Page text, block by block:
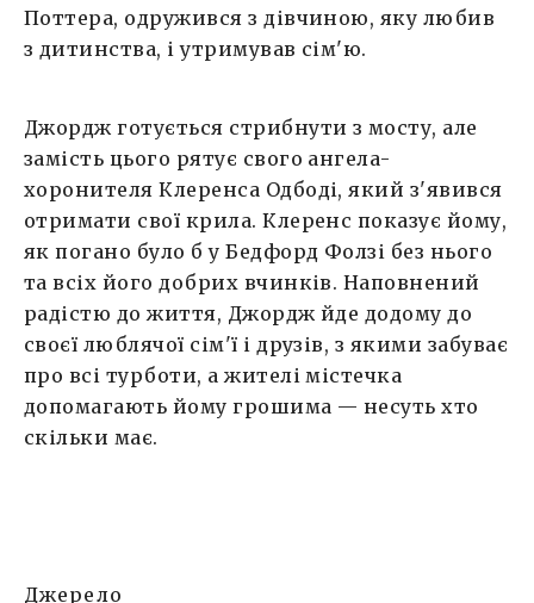
Поттера, одружився з дівчиною, яку любив
з дитинства, і утримував сім'ю.
Джордж готується стрибнути з мосту, але
замість цього рятує свого ангела-
хоронителя Клеренса Одбоді, який з'явився
отримати свої крила. Клеренс показує йому,
як погано було б у Бедфорд Фолзі без нього
та всіх його добрих вчинків. Наповнений
радістю до життя, Джордж йде додому до
своєї люблячої сім'ї і друзів, з якими забуває
про всі турботи, а жителі містечка
допомагають йому грошима — несуть хто
скільки має.
Джерело